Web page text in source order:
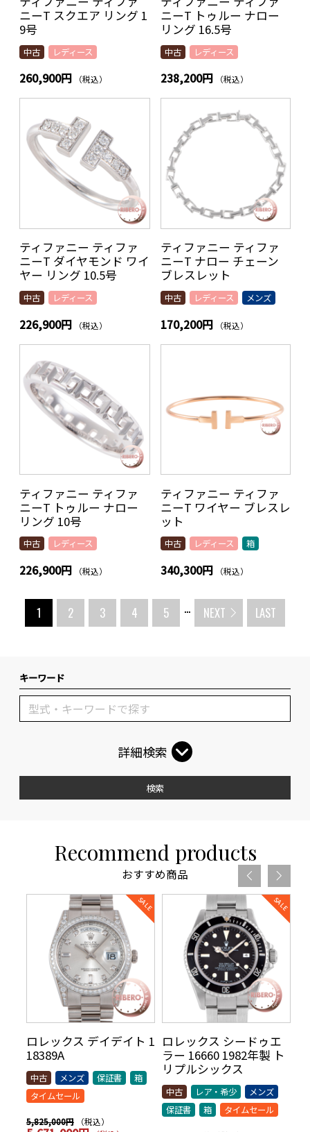
ニーT スクエア リング 1
9号
中古 レディース
260,900円 （税込）
ニーT トゥルー ナロー
リング 16.5号
中古 レディース
238,200円 （税込）
ティファニー ティファ
ニーT ダイヤモンド ワイ
ヤー リング 10.5号
中古 レディース
226,900円 （税込）
ティファニー ティファ
ニーT ナロー チェーン
ブレスレット
中古 レディース メンズ
170,200円 （税込）
ティファニー ティファ
ニーT トゥルー ナロー
リング 10号
中古 レディース
226,900円 （税込）
ティファニー ティファ
ニーT ワイヤー ブレスレ
ット
中古 レディース 箱
340,300円 （税込）
1 2 3 4 5 ... NEXT LAST
キーワード
詳細検索
検索
Recommend products
おすすめ商品
ロレックス デイデイト 1
18389A
中古 メンズ 保証書
箱
タイムセール
5,825,000円 （税込）
ロレックス シードゥエ
ラー 16660 1982年製 ト
リプルシックス
中古 レア・希少
メンズ
保証書
箱 タイムセール